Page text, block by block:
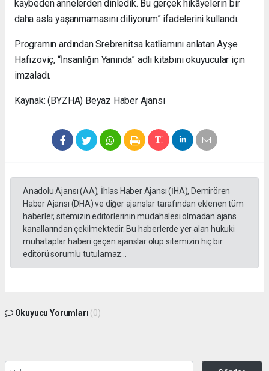
kaybeden annelerden dinledik. Bu gerçek hikâyelerin bir
daha asla yaşanmamasını diliyorum” ifadelerini kullandı.
Programın ardından Srebrenitsa katliamını anlatan Ayşe
Hafızoviç, “İnsanlığın Yanında” adlı kitabını okuyucular için
imzaladı.
Kaynak: (BYZHA) Beyaz Haber Ajansı
Anadolu Ajansı (AA), İhlas Haber Ajansı (İHA), Demirören
Haber Ajansı (DHA) ve diğer ajanslar tarafından eklenen tüm
haberler, sitemizin editörlerinin müdahalesi olmadan ajans
kanallarından çekilmektedir. Bu haberlerde yer alan hukuki
muhataplar haberi geçen ajanslar olup sitemizin hiç bir
editörü sorumlu tutulamaz...
Okuyucu Yorumları (0)